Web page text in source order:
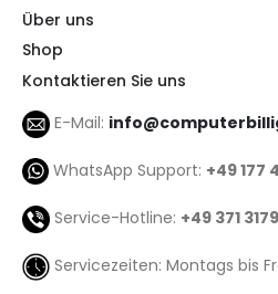
Über uns
Shop
Kontaktieren Sie uns
E-Mail:
WhatsApp Support: +49 177
Service-Hotline: +49 371
Servicezeiten: Montags bis